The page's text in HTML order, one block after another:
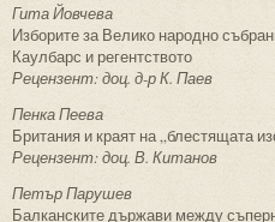
Гита Йовчева
Изборите за Велико народно
Каулбарс и регентството
Рецензент: доц. д-р К. Паев
Пенка Пеева
Британия и краят на „блестящата
Рецензент: доц. В. Китанов
Петър Парушев
Балканските държави между